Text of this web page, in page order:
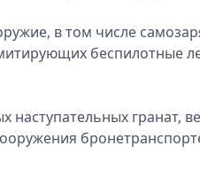
в том числе
беспилотные
гранат,